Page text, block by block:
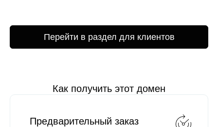
Перейти в раздел для клиентов
Как получить этот домен
Предварительный заказ